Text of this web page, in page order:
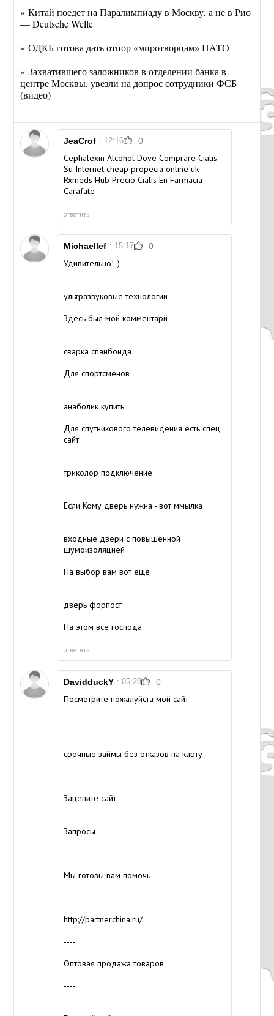
» Китай поедет на Паралимпиаду в Москву, а не в Рио
— Deutsche Welle
» ОДКБ готова дать отпор «миротворцам» НАТО
» Захватившего заложников в отделении банка в
центре Москвы, увезли на допрос сотрудники ФСБ
(видео)
JeaCrof : 12:16 0
Cephalexin Alcohol Dove Comprare Cialis
Su Internetcheap propecia online uk
Rxmeds Hub Precio Cialis En Farmacia
Carafate
ответить
Michaellef : 15:17 0
Удивительно! :)
ультразвуковые технологии
Здесь был мой комментарй
сварка спанбонда
Для спортсменов
анаболик купить
Для спутникового телевидения есть спец
сайт
триколор подключение
Если Кому дверь нужна - вот ммылка
входные двери с повышенной
шумоизоляцией
На выбор вам вот еще
дверь форпост
На этом все господа
ответить
DavidduckY : 05:28 0
Посмотрите пожалуйста мой сайт
-----
срочные займы без отказов на карту
----
Зацените сайт
Запросы
----
Мы готовы вам помочь
----
http://partnerchina.ru/
----
Оптовая продажа товаров
----